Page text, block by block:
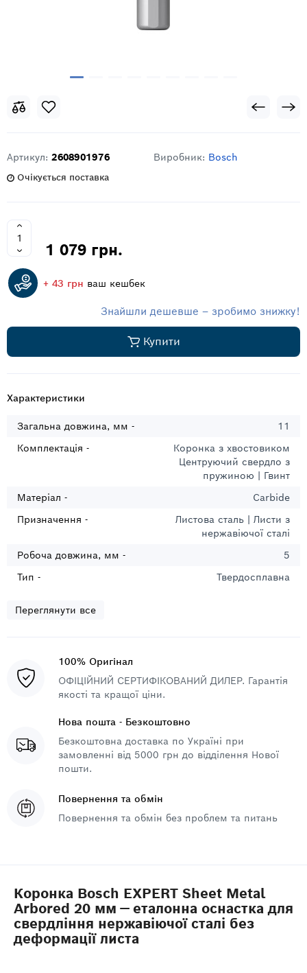
Артикул: 2608901976 Виробник: Bosch
Очікується поставка
1 079 грн.
+ 43 грн ваш кешбек
Знайшли дешевше – зробимо знижку!
Купити
Характеристики
Загальна довжина, мм -
11
Комплектація -
Коронка з хвостовиком
Центруючий свердло з
пружиною | Гвинт
Матеріал -
Carbide
Призначення -
Листова сталь | Листи з
нержавіючої сталі
Робоча довжина, мм -
5
Тип -
Твердосплавна
Переглянути все
100% Оригінал
ОФІЦІЙНИЙ СЕРТИФІКОВАНИЙ ДИЛЕР. Гарантія
якості та кращої ціни.
Нова пошта - Безкоштовно
Безкоштовна доставка по Україні при
замовленні від 5000 грн до відділення Нової
пошти.
Повернення та обмін
Повернення та обмін без проблем та питань
Коронка Bosch EXPERT Sheet Metal
Arbored 20 мм — еталонна оснастка для
свердління нержавіючої сталі без
деформації листа